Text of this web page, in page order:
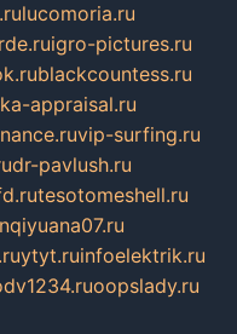
lucomoria.ru
igro-pictures.ru
blackcountess.ru
appraisal.ru
vip-surfing.ru
dr-pavlush.ru
tesotomeshell.ru
ytyt.ruinfoelektrik.ru
oopslady.ru